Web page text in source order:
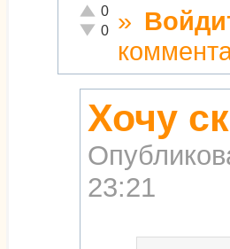
Отлично!
0
Неадекватно!
0 »
Хочу
23:21